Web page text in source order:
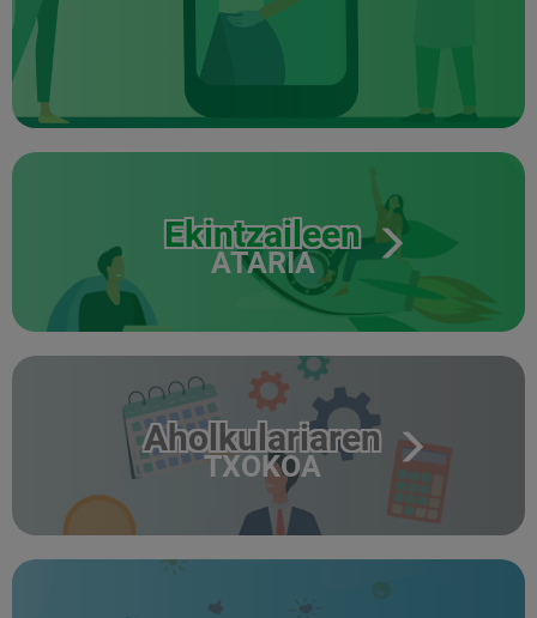
Ekintzaileen
ATARIA
Aholkulariaren
TXOKOA